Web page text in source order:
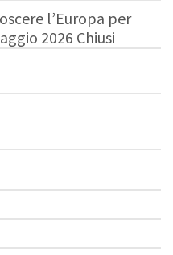
l’Europa per
2026 Chiusi